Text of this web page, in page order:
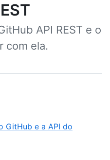
API REST e o
com ela.
GitHub e a API do